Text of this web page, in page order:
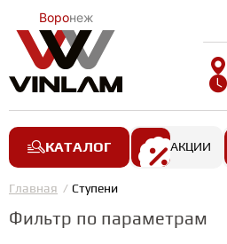
Воронеж
КАТАЛОГ АКЦИИ
Главная Ступени
Фильтр по параметрам